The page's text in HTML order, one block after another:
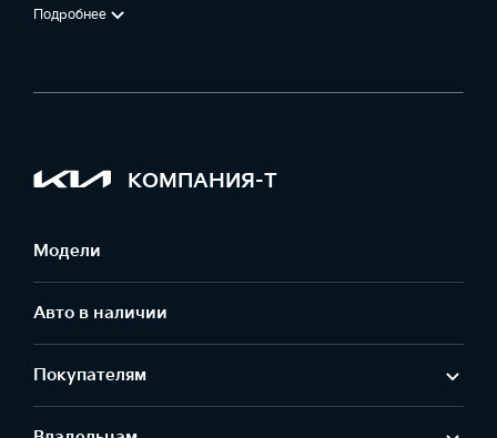
Подробнее
КОМПАНИЯ-Т
Модели
Авто в наличии
Покупателям